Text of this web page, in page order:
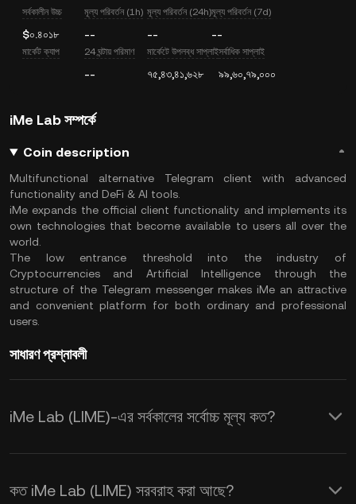
সর্বকালীন উচ্চ
$০.৪০১৮
মূল্য পরিবর্তন (1h)
--
মূল্য পরিবর্তন (24h)
--
মূল্য পরিবর্তন (7d)
--
মার্কেট ক্যাপ 24 ঘন্টায় পরিমাণ
--
মার্কেটে উপলব্ধ সাপ্লাই
৭৫,৪৩,৪১,৬২৮
সর্বাধিক সাপ্লাই
৯৯,৬০,৭৯,০০০
iMe Lab সম্পর্কে
Coin description
Multifunctional alternative Telegram client with advanced
functionality and DeFi & AI tools.
iMe expands the official client functionality and implements its
own technologies that become available to users all over the
world.
The low entrance threshold into the industry of
Cryptocurrencies and Artificial Intelligence through the
structure of the Telegram messenger makes iMe an attractive
and convenient platform for both ordinary and professional
users.
সাধারণ প্রশ্নাবলী
iMe Lab (LIME)-এর সর্বকালের সর্বোচ্চ মূল্য কত?
কত iMe Lab (LIME) সরবরাহ করা আছে?